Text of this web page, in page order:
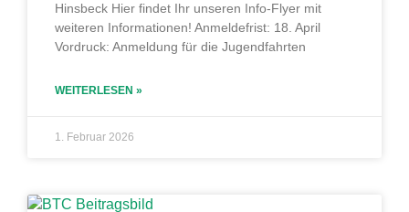
Hinsbeck Hier findet Ihr unseren Info-Flyer mit
weiteren Informationen! Anmeldefrist: 18. April
Vordruck: Anmeldung für die Jugendfahrten
WEITERLESEN »
1. Februar 2026